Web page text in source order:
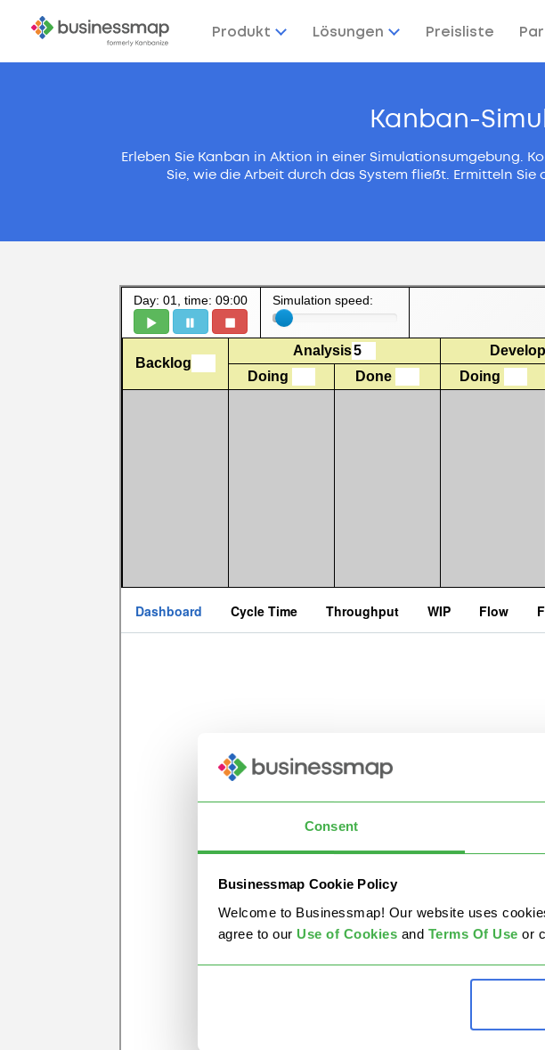
Consent
Businessmap Cookie Policy
Welcome to Businessmap! Our website uses
agree to our Use of Cookies and Terms Of Use or
Produkt Lösungen Preisliste
Kanban-
Erleben Sie Kanban in Aktion in einer Simulationsumgebung.
Sie, wie die Arbeit durch das System fließt. Ermitteln